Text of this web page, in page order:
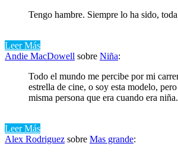
Tengo hambre. Siempre lo ha sido,
Leer Más
Andie MacDowell sobre Niña:
Todo el mundo me percibe por mi
estrella de cine, o soy esta modelo,
misma persona que era cuando era niña.
Leer Más
Alex Rodriguez sobre Mas grande: